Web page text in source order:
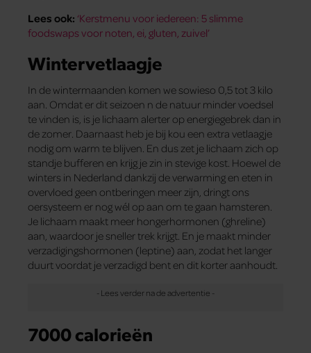
Lees ook: ‘Kerstmenu voor iedereen: 5 slimme
foodswaps voor noten, ei, gluten, zuivel’
Wintervetlaagje
In de wintermaanden komen we sowieso 0,5 tot 3 kilo
aan. Omdat er dit seizoen n de natuur minder voedsel
te vinden is, is je lichaam alerter op energiegebrek dan in
de zomer. Daarnaast heb je bij kou een extra vetlaagje
nodig om warm te blijven. En dus zet je lichaam zich op
standje bufferen en krijg je zin in stevige kost. Hoewel de
winters in Nederland dankzij de verwarming en eten in
overvloed geen ontberingen meer zijn, dringt ons
oersysteem er nog wél op aan om te gaan hamsteren.
Je lichaam maakt meer hongerhormonen (ghreline)
aan, waardoor je sneller trek krijgt. En je maakt minder
verzadigingshormonen (leptine) aan, zodat het langer
duurt voordat je verzadigd bent en dit korter aanhoudt.
7000 calorieën